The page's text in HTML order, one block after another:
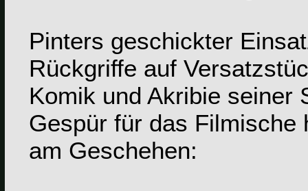
Pinters geschickter
Rückgriffe auf
Komik und Akribie seiner
Gespür für das Filmische
am Geschehen: